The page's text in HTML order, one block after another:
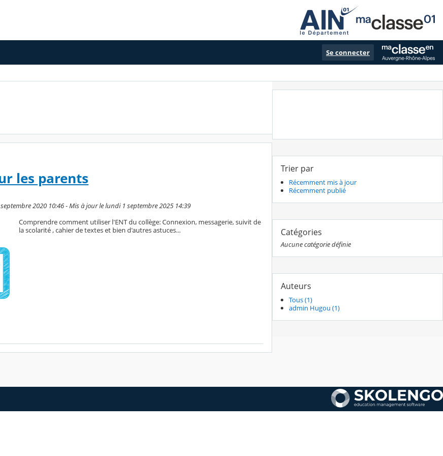
Se connecter
les parents
2020 10:46 - Mis à jour le lundi 1 septembre 2025 14:39
Comprendre comment utiliser l'ENT du collège: Connexion, messagerie, suivit de
la scolarité , cahier de textes et bien d'autres astuces...
Trier par
Récemment mis à jour
Récemment publié
Catégories
Aucune catégorie définie
Auteurs
Tous (1)
admin Hugou (1)